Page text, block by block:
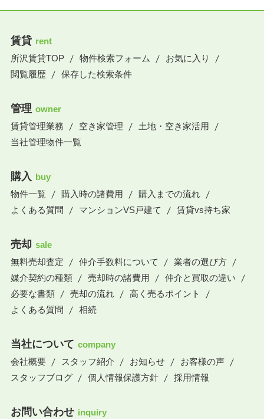
賃貸 rent
所沢賃貸TOP
物件検索フォーム
お気に入り
閲覧履歴
保存した検索条件
管理 owner
賃貸管理業務
空き家管理
土地・空き家活用
当社管理物件一覧
購入 buy
物件一覧
購入時の諸費用
購入までの流れ
よくある質問
マンションVS戸建て 賃貸vs持ち家
売却 sale
無料売却査定
仲介手数料について
業者の選び方
媒介契約の種類
売却時の諸費用
仲介と買取の違い
必要な書類
売却の流れ
高く売るポイント
よくある質問
相続
当社について company
会社概要
スタッフ紹介 お知らせ
お客様の声
スタッフブログ
個人情報保護方針 採用情報
お問い合わせ inquiry